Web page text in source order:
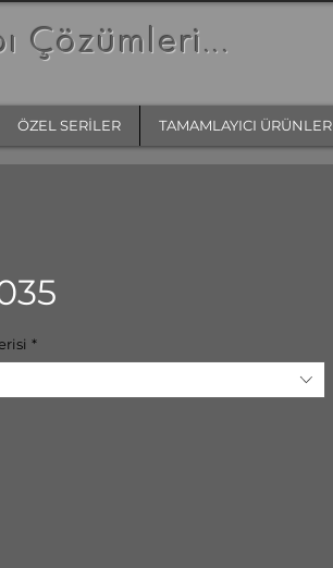
Çözümleri ...
ÖZEL SERİLER TAMAMLAYICI ÜRÜNLER
*